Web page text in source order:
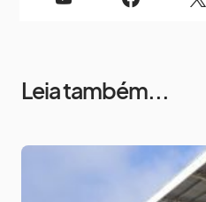
Leia também...